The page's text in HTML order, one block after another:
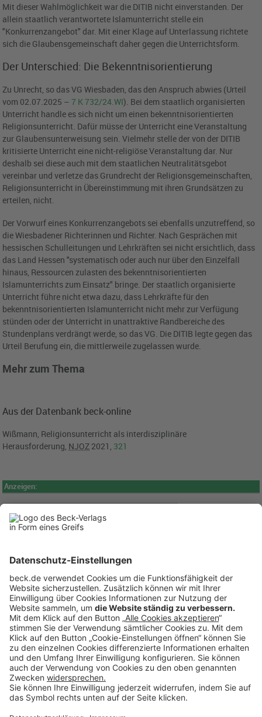
Mit dieser Wahlmöglichkeit war die DITIB nicht einverstanden. Der
allein staatlich verantwortete Islamunterricht stelle ein
"Konkurrenzangebot" dar. Mit einer Klage auf Unterlassung richtete
sich die Glaubensgemeinschaft daher gegen die Unterrichtsform.
Der Unterschied: Die Bekenntnisorientierung
Zu Unrecht, so das VG Wiesbaden, das den Anspruch abwies (Urteil
vom 02.07.2025 –7 K 732/24.WI). Bei dem staatlich organisierten
Unterricht handle es sich nicht um einen bekenntnisorientierten
Religionsunterricht. Dafür müsse der Unterricht eine Veranstaltung
zur Glaubensunterweisung sein. Vielmehr stelle der von der DITIB
kritisierte Unterricht eine nicht-religiöse Veranstaltung dar. Nur
deshalb sei diese auch mit dem staatlichen Neutralitätsgebot
vereinbar und verletze das Grundrecht der Religionsgemeinschaften,
Religionsunterricht in Übereinstimmung mit ihren Grundsätzen zu
erteilen, nicht.
Der Vorwurf eines Konkurrenzangebots sei ebenfalls unzutreffend, so
die Wiesbadener Richterinnen und Richter. Nach Gesprächen mit
hessischen Schulleitungen und Lehrkräften sei nicht ersichtlich, dass
das Land Hessen "systematisch oder auch nur über den Einzelfall
hinaus, Ressourcen zulasten des bekenntnisorientierten
Islamunterrichts zum Einsatz" bringe. Der staatlich organisierte
Unterricht führe nicht etwa dazu, dass Lehrkräfte für den
bekenntnisorientierten Islamunterricht nicht mehr zur Verfügung
stünden oder der Unterricht in unattraktive Randbereiche des
Stundenplans verdrängt werde, so das VG. Die DITIB legte gegen das
Urteil Berufung ein, die mittlerweile zugelassen wurde.
Mehr zum Thema
Aus der Datenbank beck-online
Wißmann, Religionsunterricht als interdisziplinäre
Herausforderung, NJOZ 2021, 321
Anzeigen:
BECK Stellenmarkt